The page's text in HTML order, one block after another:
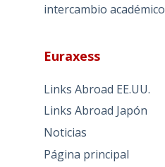
intercambio académico
Euraxess
Links Abroad EE.UU.
Links Abroad Japón
Noticias
Página principal